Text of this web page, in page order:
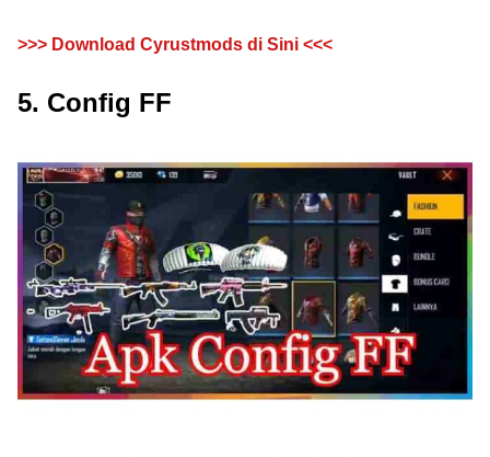
>>> Download Cyrustmods di Sini <<<
5. Config FF